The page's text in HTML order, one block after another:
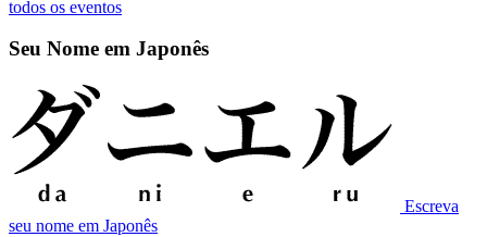
todos os eventos
Seu Nome em Japonês
Escreva
seu nome em Japonês